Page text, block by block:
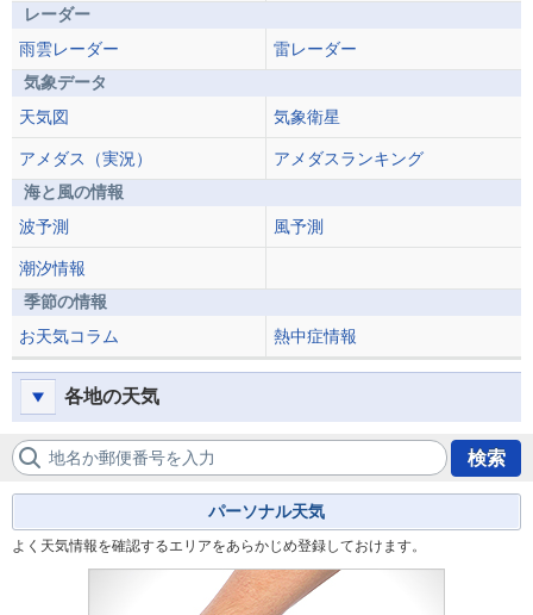
レーダー
雨雲レーダー
雷レーダー
気象データ
天気図
気象衛星
アメダス（実況）
アメダスランキング
海と風の情報
波予測
風予測
潮汐情報
季節の情報
お天気コラム
熱中症情報
各地の天気
地名か郵便番号を入力 検索
パーソナル天気
よく天気情報を確認するエリアをあらかじめ登録しておけます。